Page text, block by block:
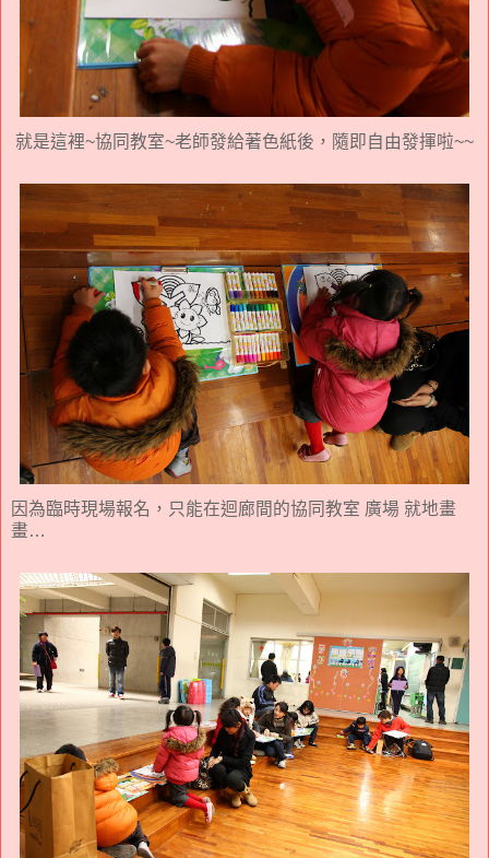
就是這裡~協同教室~老師發給著色紙後，隨即自由發揮啦~~
因為臨時現場報名，只能在迴廊間的協同教室 廣場 就地畫
畫…